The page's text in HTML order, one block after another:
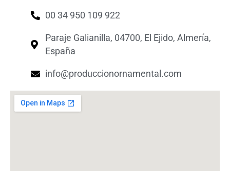
00 34 950 109 922
Paraje Galianilla, 04700, El Ejido, Almería,
España
info@produccionornamental.com